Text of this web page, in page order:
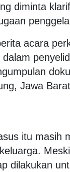
diminta
acara
Jawa
itu masih
dilakukan